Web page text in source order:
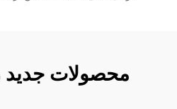
محصولات